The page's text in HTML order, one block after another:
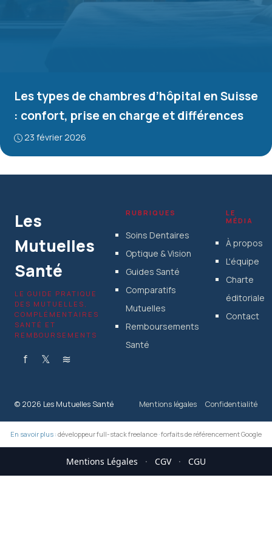
Les types de chambres d’hôpital en Suisse
: confort, prise en charge et différences
23 février 2026
Les
Mutuelles
Santé
LE GUIDE PRATIQUE
DES MUTUELLES,
COMPLÉMENTAIRES
SANTÉ ET
REMBOURSEMENTS
f 𝕏 ≋
RUBRIQUES
Soins Dentaires
Optique & Vision
Guides Santé
Comparatifs
Mutuelles
Remboursements
Santé
LE
MÉDIA
À propos
L'équipe
Charte
éditoriale
Contact
© 2026 Les Mutuelles Santé Mentions légales Confidentialité
En savoir plus : développeur full-stack freelance·forfaits de référencement Google
Mentions Légales · CGV · CGU